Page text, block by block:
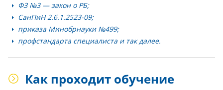
ФЗ №3 — закон о РБ;
СанПиН 2.6.1.2523-09;
приказа Минобрнауки №499;
профстандарта специалиста и так далее.
Как проходит обучение